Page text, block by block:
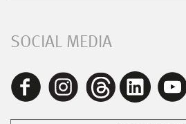
SOCIAL MEDIA